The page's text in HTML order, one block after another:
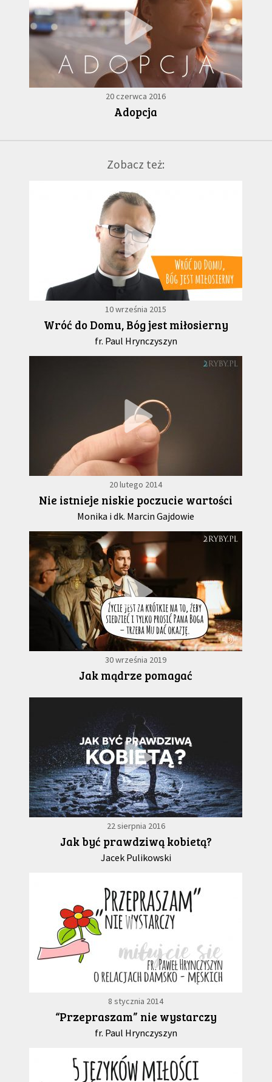
20 czerwca 2016
Adopcja
Zobacz też:
10 września 2015
Wróć do Domu, Bóg jest miłosierny
fr. Paul Hrynczyszyn
20 lutego 2014
Nie istnieje niskie poczucie wartości
Monika i dk. Marcin Gajdowie
30 września 2019
Jak mądrze pomagać
22 sierpnia 2016
Jak być prawdziwą kobietą?
Jacek Pulikowski
8 stycznia 2014
“Przepraszam” nie wystarczy
fr. Paul Hrynczyszyn